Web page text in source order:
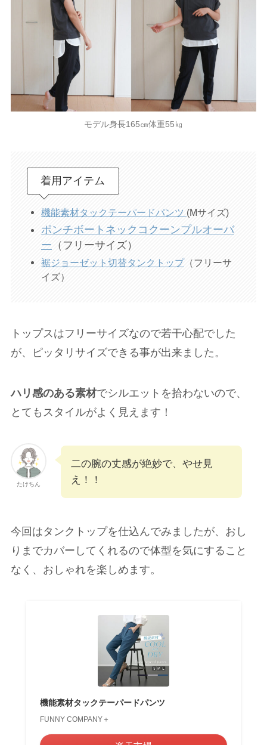
モデル身長165㎝体重55㎏
着用アイテム
機能素材タックテーパードパンツ (Mサイズ)
ポンチボートネックコクーンプルオーバ
ー （フリーサイズ）
裾ジョーゼット切替タンクトップ（フリーサ
イズ）
トップスはフリーサイズなので若干心配でした
が、ピッタリサイズできる事が出来ました。
ハリ感のある素材でシルエットを拾わないので、
とてもスタイルがよく見えます！
たけちん
二の腕の丈感が絶妙で、やせ見
え！！
今回はタンクトップを仕込んでみましたが、おし
りまでカバーしてくれるので体型を気にすること
なく、おしゃれを楽しめます。
機能素材タックテーパードパンツ
FUNNY COMPANY＋